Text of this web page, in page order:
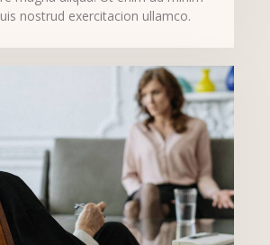
nostrud exercitacion ullamco.